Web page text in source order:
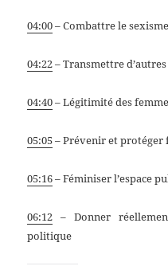
04:00– Combattre le
04:22– Transmettre
04:40– Légitimité des
05:05– Prévenir et protéger
05:16– Féminiser l’espace
06:12 – Donner
politique